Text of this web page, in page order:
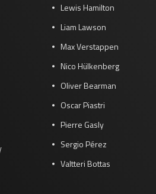
Lewis Hamilton
Liam Lawson
Max Verstappen
Nico Hülkenberg
Oliver Bearman
Oscar Piastri
Pierre Gasly
Sergio Pérez
Valtteri Bottas